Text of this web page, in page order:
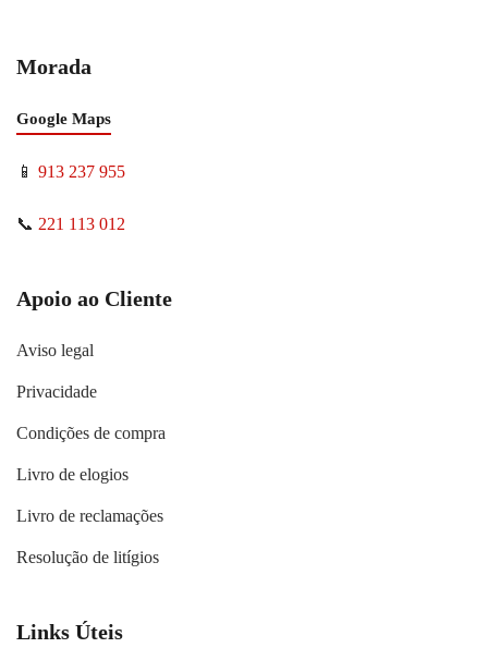
Morada
Google Maps
📱 913 237 955
📞 221 113 012
Apoio ao Cliente
Aviso legal
Privacidade
Condições de compra
Livro de elogios
Livro de reclamações
Resolução de litígios
Links Úteis